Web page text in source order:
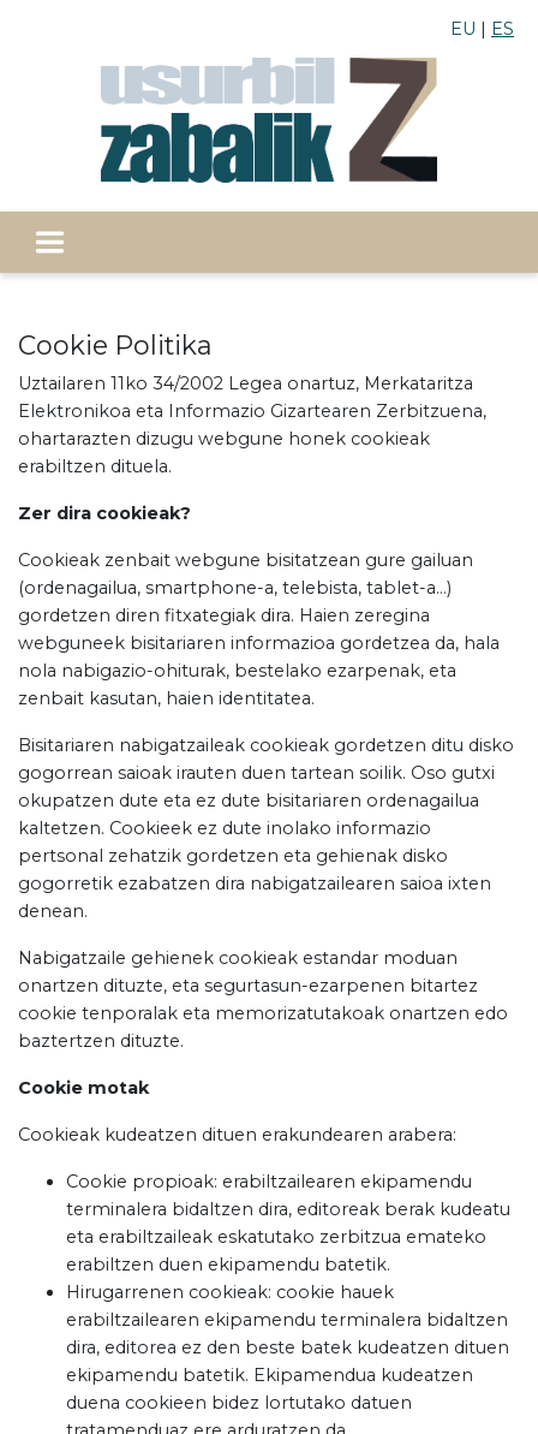
EU ES
Cookie Politika
Uztailaren 11ko 34/2002 Legea onartuz, Merkataritza
Elektronikoa eta Informazio Gizartearen Zerbitzuena,
ohartarazten dizugu webgune honek cookieak
erabiltzen dituela.
Zer dira cookieak?
Cookieak zenbait webgune bisitatzean gure gailuan
(ordenagailua, smartphone-a, telebista, tablet-a…)
gordetzen diren fitxategiak dira. Haien zeregina
webguneek bisitariaren informazioa gordetzea da, hala
nola nabigazio-ohiturak, bestelako ezarpenak, eta
zenbait kasutan, haien identitatea.
Bisitariaren nabigatzaileak cookieak gordetzen ditu disko
gogorrean saioak irauten duen tartean soilik. Oso gutxi
okupatzen dute eta ez dute bisitariaren ordenagailua
kaltetzen. Cookieek ez dute inolako informazio
pertsonal zehatzik gordetzen eta gehienak disko
gogorretik ezabatzen dira nabigatzailearen saioa ixten
denean.
Nabigatzaile gehienek cookieak estandar moduan
onartzen dituzte, eta segurtasun-ezarpenen bitartez
cookie tenporalak eta memorizatutakoak onartzen edo
baztertzen dituzte.
Cookie motak
Cookieak kudeatzen dituen erakundearen arabera:
Cookie propioak: erabiltzailearen ekipamendu
terminalera bidaltzen dira, editoreak berak kudeatu
eta erabiltzaileak eskatutako zerbitzua emateko
erabiltzen duen ekipamendu batetik.
Hirugarrenen cookieak: cookie hauek
erabiltzailearen ekipamendu terminalera bidaltzen
dira, editorea ez den beste batek kudeatzen dituen
ekipamendu batetik. Ekipamendua kudeatzen
duena cookieen bidez lortutako datuen